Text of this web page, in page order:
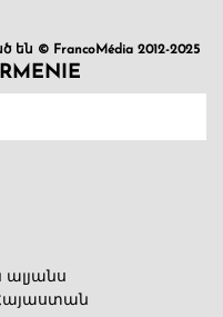
© FrancoMédia 2012-2025